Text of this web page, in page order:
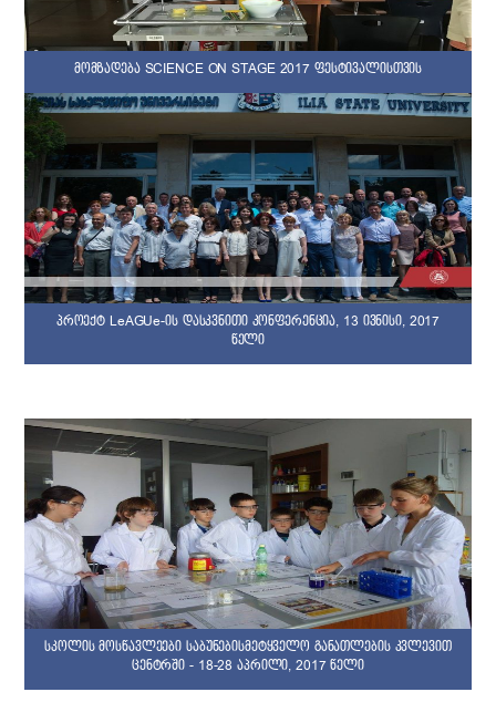
მომზადება SCIENCE ON STAGE 2017 ფესტივალისთვის
პროექტ LeAGUe-ის დასკვნითი კონფერენცია, 13 ივნისი, 2017
წელი
სკოლის მოსწავლეები საბუნებისმეტყველო განათლების კვლევით
ცენტრში - 18-28 აპრილი, 2017 წელი